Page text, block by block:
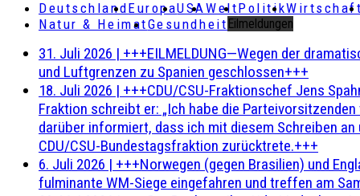
DeutschlandEuropaUSAWeltPolitikWirtschaft
Natur & HeimatGesundheit Eilmeldungen
31. Juli 2026 | +++EILMELDUNG—Wegen der
und Luftgrenzen zu Spanien geschlossen+++
18. Juli 2026 | +++CDU/CSU-Fraktionschef Jens
Fraktion schreibt er: „Ich habe die
darüber informiert, dass ich mit diesem Schreiben
CDU/CSU-Bundestagsfraktion zurücktrete.+++
6. Juli 2026 | +++Norwegen (gegen Brasilien) und
fulminante WM-Siege eingefahren und treffen am